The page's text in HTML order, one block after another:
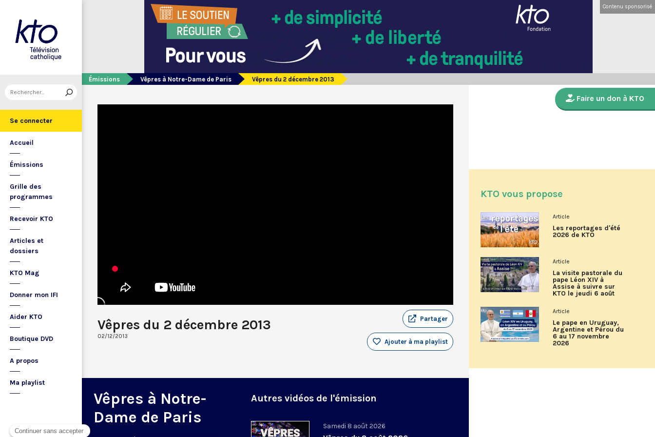
Se connecter
Accueil
Émissions
Grille des
programmes
Recevoir KTO
Articles et
dossiers
KTO Mag
Donner mon IFI
Aider KTO
Boutique DVD
A propos
Ma playlist
Contenu sponsorisé
Émissions Vêpres à Notre-Dame de Paris Vêpres du 2 décembre 2013
Vêpres du 2 décembre 2013
02/12/2013
Partager
Ajouter à ma playlist
Vêpres à Notre-
Dame de Paris
Autres vidéos de l'émission
Samedi 8 août 2026
Faire un don à KTO
KTO vous propose
Article
Les reportages d'été
2026 de KTO
Article
La visite pastorale du
pape Léon XIV à
Assise à suivre sur
KTO le jeudi 6 août
Article
Le pape en Uruguay,
Argentine et Pérou du
6 au 17 novembre
2026